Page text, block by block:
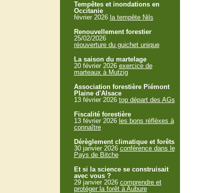
Tempêtes et inondations en
Occitanie
février 2026 la tempête Nils
Renouvellement forestier
25/02/2026
réouverture du guichet unique
La saison du martelage
20 février 2026 exercice de
marteaux à Mutzig
Association forestière Piémont
Plaine d'Alsace
13 février 2026 top départ des AGs
Fiscalité forestière
13 février 2026 les bons réflèxes à
connaître
Dérèglement climatique et forêts
30 janvier 2026 conférence dans le
Pays de Bitche
Et si la science se construisait
avec vous ?
29 janvier 2026 comprendre et
protéger la forêt à Aubure